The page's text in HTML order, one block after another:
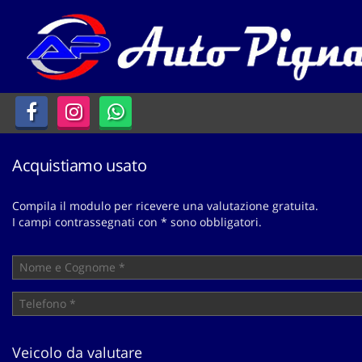
LISTA VEICOLI
CHI SIAMO
ACQUISTIAMO USATO
ASSISTENZA
CONTATTI
Acquistiamo usato
Compila il modulo per ricevere una valutazione gratuita.
I campi contrassegnati con * sono obbligatori.
Veicolo da valutare
tue
preferenze
consenso
Il
pannello
ti
di
esprimere
tue
preferenze
consenso
alle
di